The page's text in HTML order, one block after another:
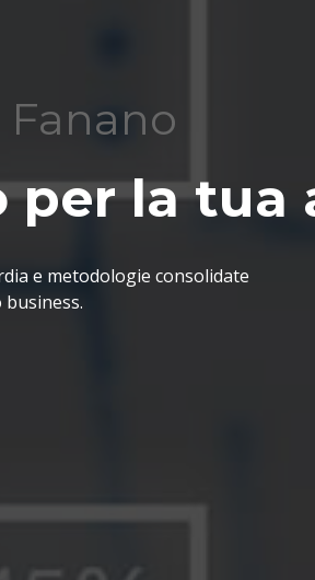
la tua
e metodologie consolidate